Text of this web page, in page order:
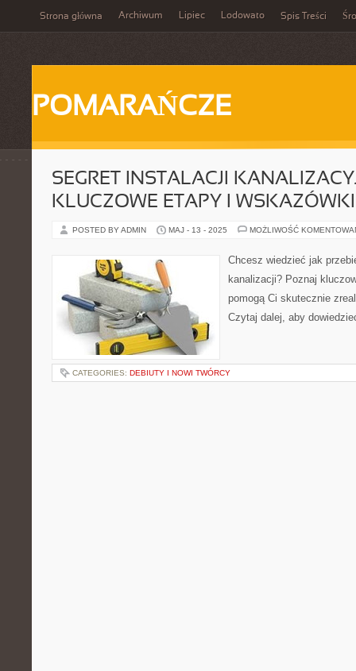
Strona główna Archiwum Lipiec Lodowato Spis Treści
POMARAŃCZE
SEGRET INSTALACJI
KLUCZOWE ETAPY I WSKAZÓWKI
POSTED BY ADMIN MAJ - 13 - 2025 MOŻLIWOŚĆ
Chcesz wiedzieć jak
kanalizacji? Poznaj
pomogą Ci skutecznie
Czytaj dalej, aby
CATEGORIES: DEBIUTY I NOWI TWÓRCY